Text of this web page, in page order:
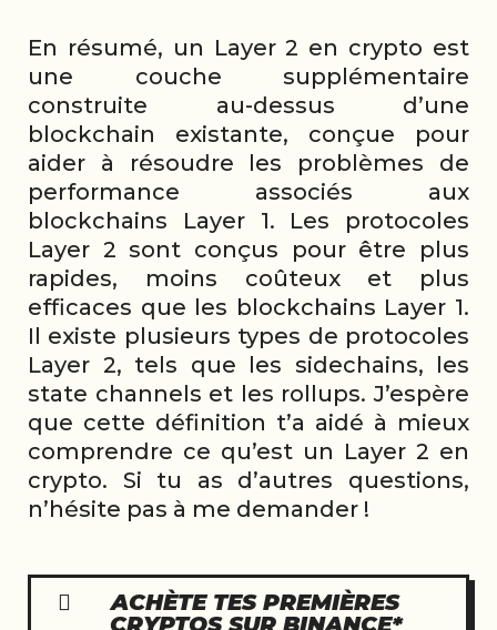
En résumé, un Layer 2 en crypto est
une couche supplémentaire
construite au-dessus d’une
blockchain existante, conçue pour
aider à résoudre les problèmes de
performance associés aux
blockchains Layer 1. Les protocoles
Layer 2 sont conçus pour être plus
rapides, moins coûteux et plus
efficaces que les blockchains Layer 1.
Il existe plusieurs types de protocoles
Layer 2, tels que les sidechains, les
state channels et les rollups. J’espère
que cette définition t’a aidé à mieux
comprendre ce qu’est un Layer 2 en
crypto. Si tu as d’autres questions,
n’hésite pas à me demander !
ACHÈTE TES PREMIÈRES
CRYPTOS SUR BINANCE*